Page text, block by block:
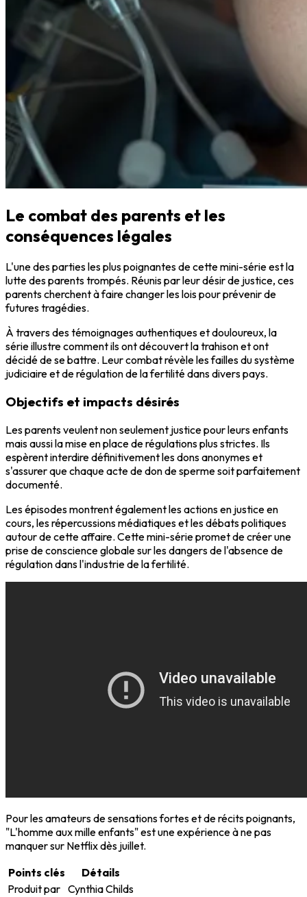
Le combat des parents et les
conséquences légales
L'une des parties les plus poignantes de cette mini-série est la
lutte des parents trompés. Réunis par leur désir de justice, ces
parents cherchent à faire changer les lois pour prévenir de
futures tragédies.
À travers des témoignages authentiques et douloureux, la
série illustre comment ils ont découvert la trahison et ont
décidé de se battre. Leur combat révèle les failles du système
judiciaire et de régulation de la fertilité dans divers pays.
Objectifs et impacts désirés
Les parents veulent non seulement justice pour leurs enfants
mais aussi la mise en place de régulations plus strictes. Ils
espèrent interdire définitivement les dons anonymes et
s'assurer que chaque acte de don de sperme soit parfaitement
documenté.
Les épisodes montrent également les actions en justice en
cours, les répercussions médiatiques et les débats politiques
autour de cette affaire. Cette mini-série promet de créer une
prise de conscience globale sur les dangers de l'absence de
régulation dans l'industrie de la fertilité.
Pour les amateurs de sensations fortes et de récits poignants,
"L'homme aux mille enfants" est une expérience à ne pas
manquer sur Netflix dès juillet.
Points clés
Détails
Produit par Cynthia Childs